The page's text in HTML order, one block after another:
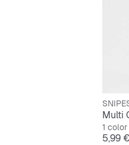
Multi
1 color
Precio
5,99 €